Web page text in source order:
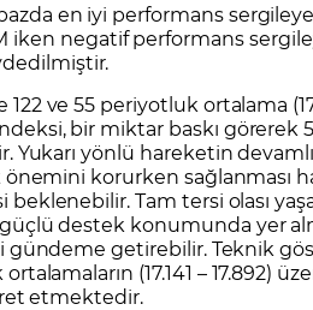
en iyi performans
iken negatif performans
ve 55 periyotluk ortalama
bir miktar baskı görerek
yönlü hareketin
korurken sağlanması
Tam tersi olası
destek konumunda yer
gündeme getirebilir. Teknik
(17.141 – 17.892)
etmektedir.